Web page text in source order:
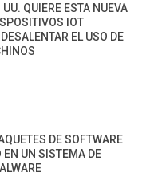
QUIERE ESTA NUEVA
IOT
EL USO DE
DE SOFTWARE
EN UN SISTEMA DE